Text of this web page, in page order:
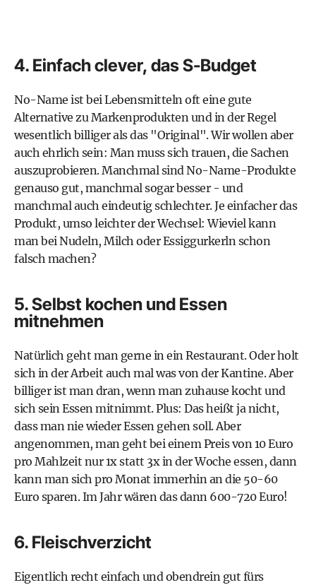
4. Einfach clever, das S-Budget
No-Name ist bei Lebensmitteln oft eine gute
Alternative zu Markenprodukten und in der Regel
wesentlich billiger als das "Original". Wir wollen aber
auch ehrlich sein: Man muss sich trauen, die Sachen
auszuprobieren. Manchmal sind No-Name-Produkte
genauso gut, manchmal sogar besser - und
manchmal auch eindeutig schlechter. Je einfacher das
Produkt, umso leichter der Wechsel: Wieviel kann
man bei Nudeln, Milch oder Essiggurkerln schon
falsch machen?
5. Selbst kochen und Essen
mitnehmen
Natürlich geht man gerne in ein Restaurant. Oder holt
sich in der Arbeit auch mal was von der Kantine. Aber
billiger ist man dran, wenn man zuhause kocht und
sich sein Essen mitnimmt. Plus: Das heißt ja nicht,
dass man nie wieder Essen gehen soll. Aber
angenommen, man geht bei einem Preis von 10 Euro
pro Mahlzeit nur 1x statt 3x in der Woche essen, dann
kann man sich pro Monat immerhin an die 50-60
Euro sparen. Im Jahr wären das dann 600-720 Euro!
6. Fleischverzicht
Eigentlich recht einfach und obendrein gut fürs